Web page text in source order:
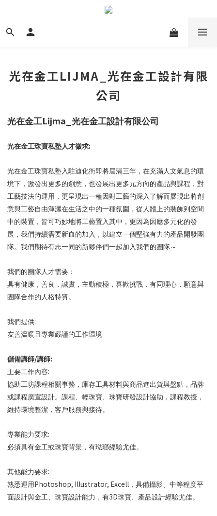
光在金工LIJMA­­_光在金工設計有限
公司
光在金工Lijma­­_ 光在金工設計有限公司
光在金工珠寶私塾人才徵求:
光在金工珠寶私塾入駐迪化街即將屆滿三年，在充滿人文氣息的環
境下，激發出更多的創意，也發展出更多元方向的產品與課程，對
工藝技法的運用，更呈現出一種因對工藝的深入了解而展現出將創
意與工藝自由渾灑在生活之中的一種氛圍，從人體上的裝飾到空間
中的裝置，皆可巧妙地將工藝置入其中，更因為因應多元化的發
展，我們持續需要新血的加入，以建立一個堅強有力的產品開發團
隊。我們期待有志一同的新夥伴們一起加入我們的團隊～
我們的團隊人才需要：
具有健康，善良，誠實，主動積極，喜歡挑戰，有同理心，願意與
團隊合作的人格特質。
我們提供:
友善溫暖且專業嚴謹的工作環境
儲備講師/講師:
主要工作內容:
協助工坊課程相關事務，庫存工具材料與商品進出貨與盤點，品牌
或課程廣宣設計。課程、輕珠寶、珠寶研發設計協助，課程教授，
維持環境整潔，客戶服務與接待。
專業能力要求:
必須具有金工或珠寶背景，有琺瑯經驗尤佳。
其他能力要求:
熟悉運用 Photoshop, Illustrator, Excell ，具備攝影、中等程度平
面設計與金工、珠寶設計能力，有3D珠寶、產品設計經驗尤佳。